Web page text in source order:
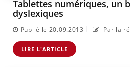
Tablettes numériques, un
dyslexiques
Publié le 20.09.2013 | Par la
LIRE L'ARTICLE